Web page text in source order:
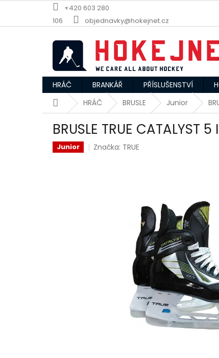
obsah
+420 603 280
106
objednavky@hokejnet.cz
HRÁČ BRANKÁŘ PŘÍSLUŠENSTVÍ
DomůHRÁČ BRUSLE Junior
BRUSLE TRUE CATALYST 5
Junior Značka: TRUE